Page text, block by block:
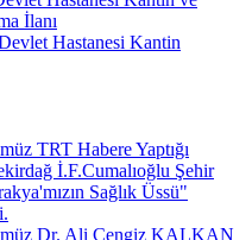
İlanı
Hastanesi Kantin
TRT Habere Yaptığı
İ.F.Cumalıoğlu Şehir
Sağlık Üssü"
Dr. Ali Cengiz KALKAN